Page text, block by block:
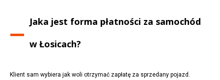
Jaka jest forma płatności za samochód
wŁosicach?
Klient sam wybiera jak woli otrzymać zapłatę za sprzedany pojazd.